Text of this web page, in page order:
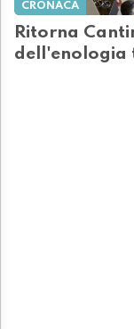
CRONACA
Ritorna
dell'enologia